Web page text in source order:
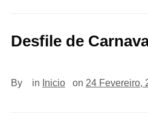
Desfile de
By in Inicio on 24 Fevereiro,